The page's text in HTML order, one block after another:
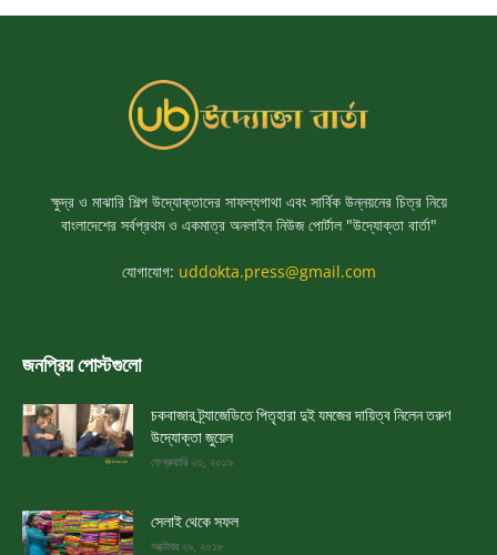
ক্ষুদ্র ও মাঝারি শিল্প উদ্যোক্তাদের সাফল্যগাথা এবং সার্বিক উন্নয়নের চিত্র নিয়ে
বাংলাদেশের সর্বপ্রথম ও একমাত্র অনলাইন নিউজ পোর্টাল "উদ্যোক্তা বার্তা"
যোগাযোগ: uddokta.press@gmail.com
জনপ্রিয় পোস্টগুলো
চকবাজার ট্র্যাজেডিতে পিতৃহারা দুই যমজের দায়িত্ব নিলেন তরুণ
উদ্যোক্তা জুয়েল
ফেব্রুয়ারি ২৩, ২০১৯
সেলাই থেকে সফল
অক্টোবর ২৯, ২০১৮